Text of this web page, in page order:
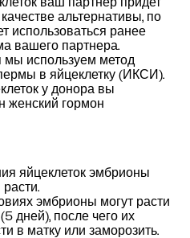
ваш партнер придет
альтернативы, по
использоваться ранее
вашего партнера.
используем метод
в яйцеклетку (ИКСИ).
у донора вы
женский гормон
яйцеклеток эмбрионы
эмбрионы могут расти
дней), после чего их
в матку или заморозить.